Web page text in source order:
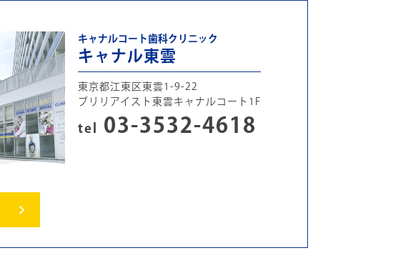
キャナルコート歯科クリニック
キャナル東雲
東京都江東区東雲1-9-22
ブリリアイスト東雲キャナルコート1F
tel 03-3532-4618